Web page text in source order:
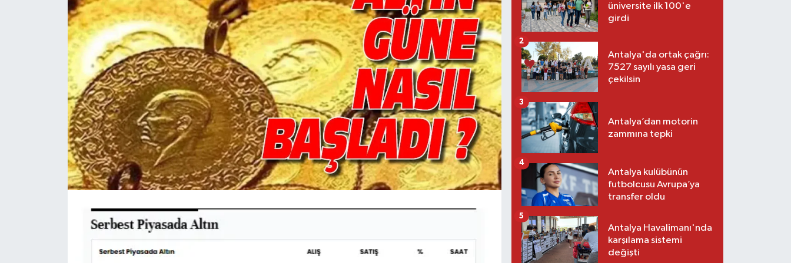
üniversite ilk 100'e
girdi
Antalya'da ortak çağrı:
7527 sayılı yasa geri
çekilsin
2
Antalya’dan motorin
zammına tepki
3
Antalya kulübünün
futbolcusu Avrupa’ya
transfer oldu
4
Antalya Havalimanı'nda
karşılama sistemi
değişti
5
TURİZM
RÖPORTAJ
VİDEO HABERLER
YAZARLAR